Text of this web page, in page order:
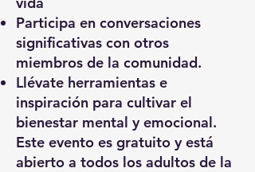
Participa en conversaciones
significativas con otros
miembros de la comunidad.
Llévate herramientas e
inspiración para cultivar el
bienestar mental y emocional.
Este evento es gratuito y está
abierto a todos los adultos de la